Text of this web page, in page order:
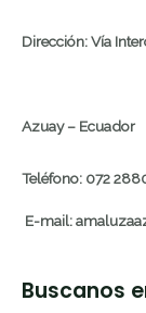
Dirección: Vía
Azuay – Ecuador
Teléfono: 072
E-mail:
Buscanos